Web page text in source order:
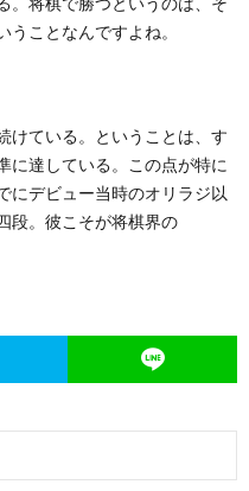
ことなんですよね。
けている。ということは、す
に達している。この点が特に
にデビュー当時のオリラジ以
段。彼こそが将棋界の